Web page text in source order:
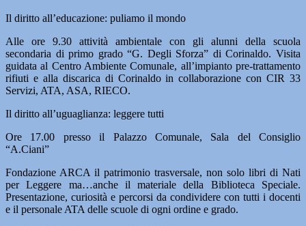
Il diritto all’educazione: puliamo il mondo
Alle ore 9.30 attività ambientale con gli alunni della scuola
secondaria di primo grado “G. Degli Sforza” di Corinaldo. Visita
guidata al Centro Ambiente Comunale, all’impianto pre-trattamento
rifiuti e alla discarica di Corinaldo in collaborazione con CIR 33
Servizi, ATA, ASA, RIECO.
Il diritto all’uguaglianza: leggere tutti
Ore 17.00 presso il Palazzo Comunale, Sala del Consiglio
“A.Ciani”
Fondazione ARCA il patrimonio trasversale, non solo libri di Nati
per Leggere ma…anche il materiale della Biblioteca Speciale.
Presentazione, curiosità e percorsi da condividere con tutti i docenti
e il personale ATA delle scuole di ogni ordine e grado.